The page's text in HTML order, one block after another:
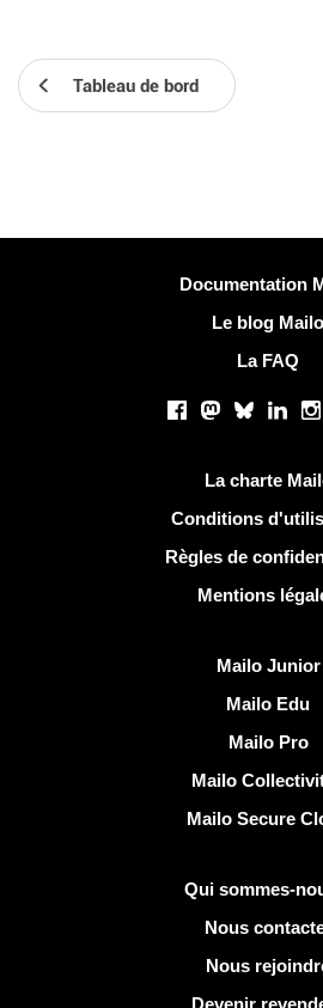
Tableau de bord
Documentation
Le blog Mailo
La FAQ
Facebook
Mastodon
Bluesky
La charte
Conditions
Règles de
Mentions
Mailo Junior
Mailo Edu
Mailo Pro
Mailo
Mailo Secure
Plus d'infos sur MailoQui sommes-
Nous
Nous
Devenir